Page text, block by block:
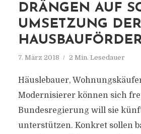
DRÄNGEN AUF
UMSETZUNG DER
7. März 2018 2 Min. Lesedauer
Häuslebauer,
Modernisierer können sich
Bundesregierung will sie
unterstützen. Konkret sollen